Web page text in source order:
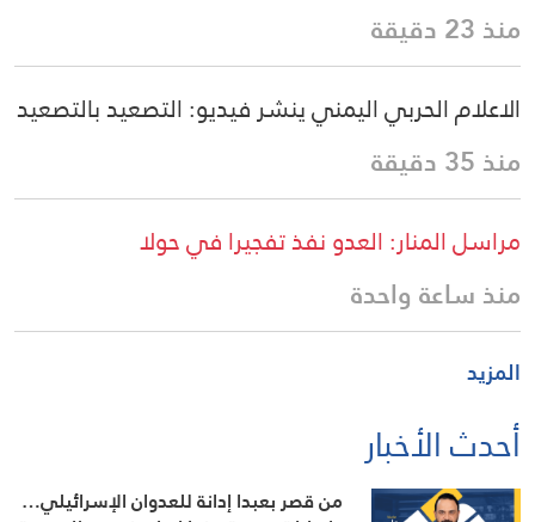
منذ 23 دقيقة
الاعلام الحربي اليمني ينشر فيديو: التصعيد بالتصعيد
منذ 35 دقيقة
مراسل المنار: العدو نفذ تفجيرا في حولا
منذ ساعة واحدة
المزيد
أحدث الأخبار
من قصر بعبدا إدانة للعدوان الإسرائيلي…